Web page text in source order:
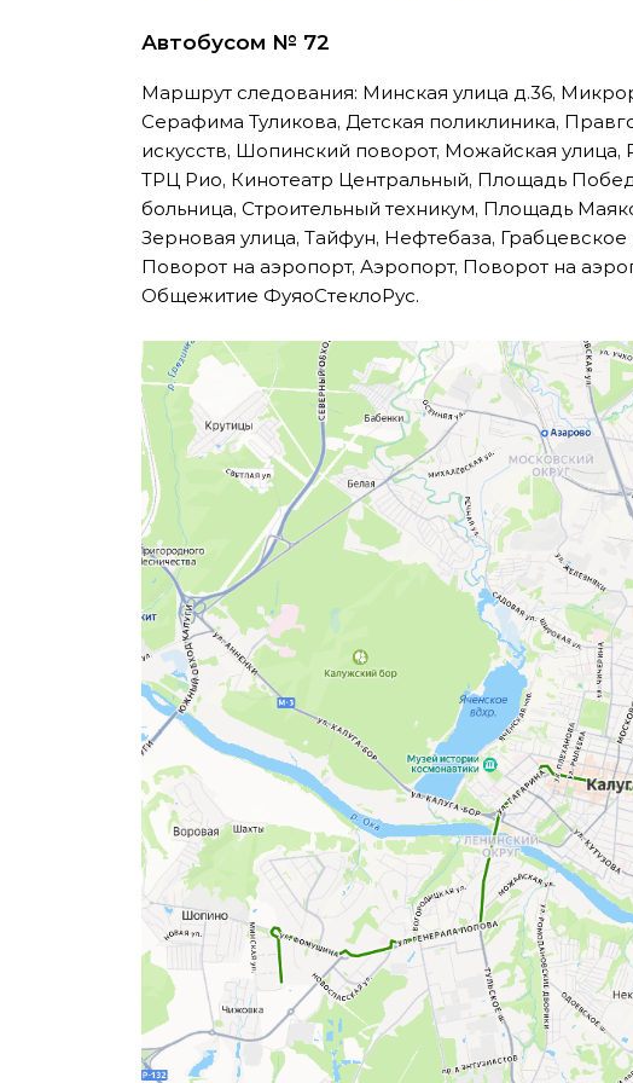
Автобусом № 72
Маршрут следования: Минская улица д.36,
Серафима Туликова, Детская поликлиника,
искусств, Шопинский поворот, Можайская
ТРЦ Рио, Кинотеатр Центральный, Площадь
больница, Строительный техникум, Площадь
Зерновая улица, Тайфун, Нефтебаза,
Поворот на аэропорт, Аэропорт, Поворот на
Общежитие ФуяоСтеклоРус.